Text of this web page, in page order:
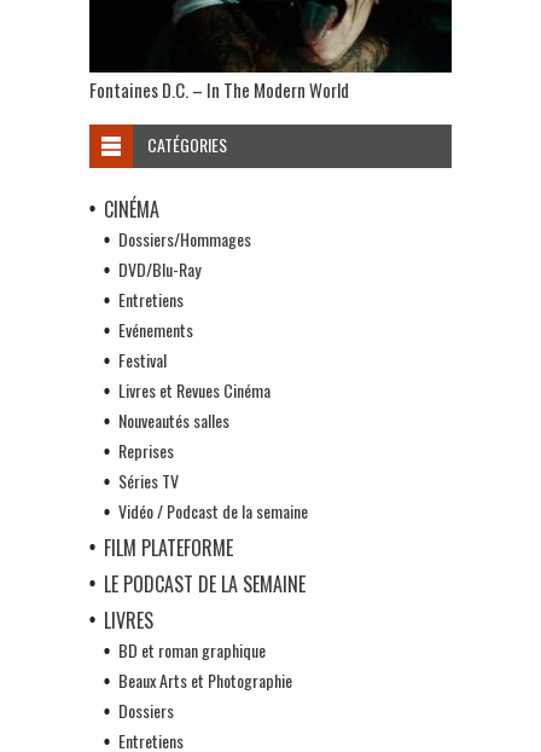
Fontaines D.C. – In The Modern World
CATÉGORIES
CINÉMA
Dossiers/Hommages
DVD/Blu-Ray
Entretiens
Evénements
Festival
Livres et Revues Cinéma
Nouveautés salles
Reprises
Séries TV
Vidéo / Podcast de la semaine
FILM PLATEFORME
LE PODCAST DE LA SEMAINE
LIVRES
BD et roman graphique
Beaux Arts et Photographie
Dossiers
Entretiens